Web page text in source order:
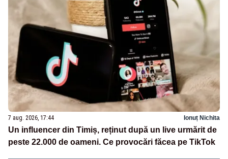
7 aug. 2026, 17:44 Ionuț Nichita
Un influencer din Timiș, reținut după un live urmărit de
peste 22.000 de oameni. Ce provocări făcea pe TikTok